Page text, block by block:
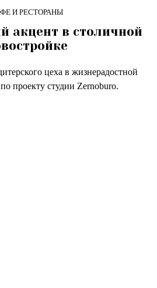
И РЕСТОРАНЫ
акцент в столичной
цеха в жизнерадостной
проекту студии Zernoburo.